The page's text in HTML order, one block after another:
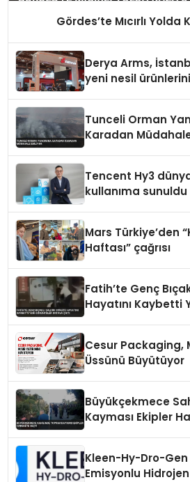
Gördes’te Mıcırlı Yolda
Derya Arms,
yeni nesil
Tunceli Orman
Karadan
Tencent Hy3
kullanıma sunuldu
Mars Türkiye’den
Haftası” çağrısı
Fatih’te Genç
Hayatını Kaybetti
Cesur Packaging,
Üssünü Büyütüyor
Büyükçekmece
Kayması Ekipler
Kleen-Hy-Dro-Gen
Emisyonlu